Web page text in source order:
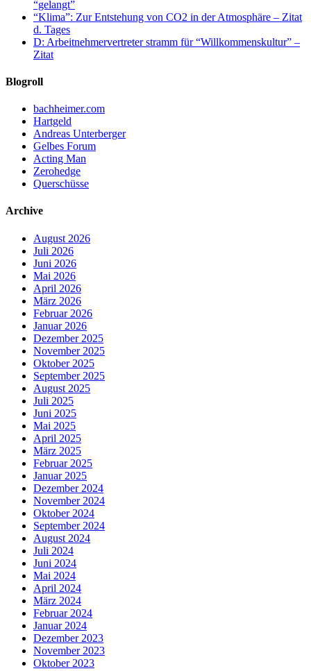
“gelangt”
“Klima”: Zur Entstehung von CO2 in der Atmosphäre – Zitat
d. Tages
D: Arbeitnehmervertreter stramm für “Willkommenskultur” –
Zitat
Blogroll
bachheimer.com
Hartgeld
Andreas Unterberger
Gelbes Forum
Acting Man
Zerohedge
Querschüsse
Archive
August 2026
Juli 2026
Juni 2026
Mai 2026
April 2026
März 2026
Februar 2026
Januar 2026
Dezember 2025
November 2025
Oktober 2025
September 2025
August 2025
Juli 2025
Juni 2025
Mai 2025
April 2025
März 2025
Februar 2025
Januar 2025
Dezember 2024
November 2024
Oktober 2024
September 2024
August 2024
Juli 2024
Juni 2024
Mai 2024
April 2024
März 2024
Februar 2024
Januar 2024
Dezember 2023
November 2023
Oktober 2023